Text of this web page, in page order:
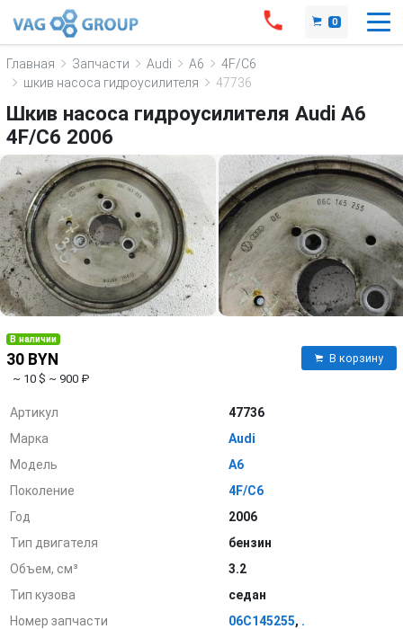
0
Главная Запчасти Audi A6
4F/C6
шкив насоса гидроусилителя
47736
Шкив насоса гидроусилителя Audi A6
4F/C6 2006
В наличии
30 BYN
~ 10 $ ~ 900 ₽
В корзину
Артикул
47736
Марка
Audi
Модель
A6
Поколение
4F/C6
Год
2006
Тип двигателя
бензин
Объем, см³
3.2
Тип кузова
седан
Номер запчасти
06C145255, .